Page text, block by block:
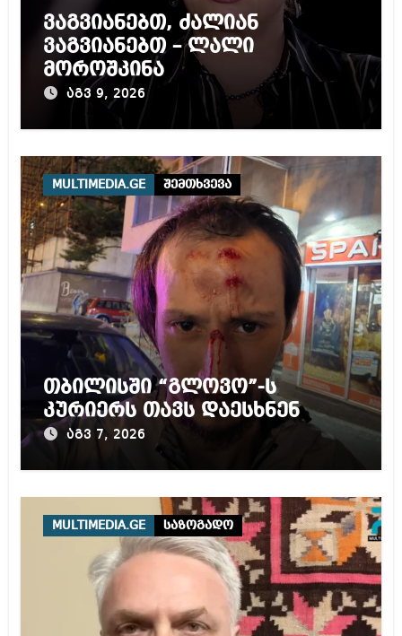
ვაგვიანებთ, ძალიან
ვაგვიანებთ – ლალი
მოროშკინა
აგვ 9, 2026
MULTIMEDIA.GE შემთხვევა
თბილისში “გლოვო”-ს
კურიერს თავს დაესხნენ
აგვ 7, 2026
MULTIMEDIA.GE საზოგადო